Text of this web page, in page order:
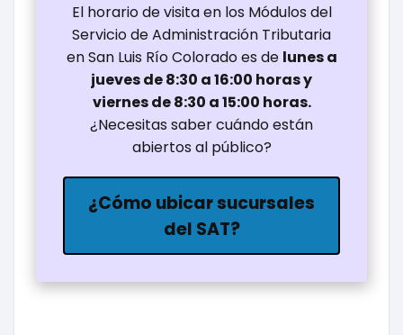
El horario de visita en los Módulos del
Servicio de Administración Tributaria
en San Luis Río Colorado es de lunes a
jueves de 8:30 a 16:00 horas y
viernes de 8:30 a 15:00 horas.
¿Necesitas saber cuándo están
abiertos al público?
¿Cómo ubicar sucursales
del SAT?